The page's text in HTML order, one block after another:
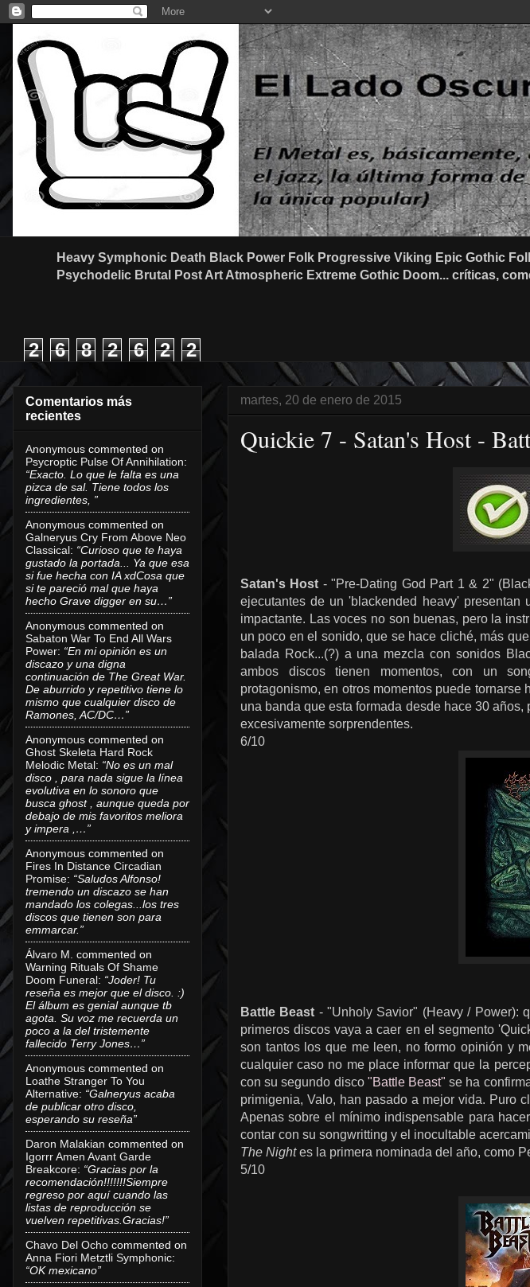
Heavy Symphonic Death Black Power Folk Progressive Viking Epic Gothic
Psychodelic Brutal Post Art Atmospheric Extreme Gothic Doom... críticas,
2 6 8 2 6 2 2
martes, 20 de enero de 2015
Quickie 7 - Satan's Host -
Satan's Host - "Pre-Dating God Part 1 & 2"
ejecutantes de un 'blackended heavy'
impactante. Las voces no son buenas, pero la
un poco en el sonido, que se hace cliché, más
balada Rock...(?) a una mezcla con sonidos
ambos discos tienen momentos, con un
protagonismo, en otros momentos puede
una banda que esta formada desde hace 30
excesivamente sorprendentes.
6/10
Battle Beast - "Unholy Savior" (Heavy / Power):
primeros discos vaya a caer en el segmento
son tantos los que me leen, no formo opinión y
cualquier caso no me place informar que la
con su segundo disco "Battle Beast" se ha
primigenia, Valo, han pasado a mejor vida. Puro
Apenas sobre el mínimo indispensable para
contar con su songwritting y el inocultable
The Nightes la primera nominada del año, como
5/10
Comentarios más
recientes
Anonymous commented on
Psycroptic Pulse Of Annihilation:
“Exacto. Lo que le falta es una
pizca de sal. Tiene todos los
ingredientes, ”
Anonymous commented on
Galneryus Cry From Above Neo
Classical: “Curioso que te haya
gustado la portada... Ya que esa
si fue hecha con IA xdCosa que
si te pareció mal que haya
hecho Grave digger en su…”
Anonymous commented on
Sabaton War To End All Wars
Power: “En mi opinión es un
discazo y una digna
continuación de The Great War.
De aburrido y repetitivo tiene lo
mismo que cualquier disco de
Ramones, AC/DC…”
Anonymous commented on
Ghost Skeleta Hard Rock
Melodic Metal: “No es un mal
disco , para nada sigue la línea
evolutiva en lo sonoro que
busca ghost , aunque queda por
debajo de mis favoritos meliora
y impera ,…”
Anonymous commented on
Fires In Distance Circadian
Promise: “Saludos Alfonso!
tremendo un discazo se han
mandado los colegas...los tres
discos que tienen son para
emmarcar.”
Álvaro M. commented on
Warning Rituals Of Shame
Doom Funeral: “Joder! Tu
reseña es mejor que el disco. :)
El álbum es genial aunque tb
agota. Su voz me recuerda un
poco a la del tristemente
fallecido Terry Jones…”
Anonymous commented on
Loathe Stranger To You
Alternative: “Galneryus acaba
de publicar otro disco,
esperando su reseña”
Daron Malakian commented on
Igorrr Amen Avant Garde
Breakcore: “Gracias por la
recomendación!!!!!!!Siempre
regreso por aquí cuando las
listas de reproducción se
vuelven repetitivas.Gracias!”
Chavo Del Ocho commented on
Anna Fiori Metztli Symphonic:
“OK mexicano”